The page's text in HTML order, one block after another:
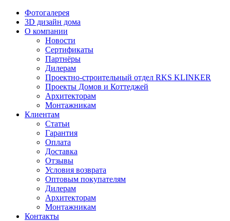
Фотогалерея
3D дизайн дома
О компании
Новости
Сертификаты
Партнёры
Дилерам
Проектно-строительный отдел RKS KLINKER
Проекты Домов и Коттеджей
Архитекторам
Монтажникам
Клиентам
Статьи
Гарантия
Оплата
Доставка
Отзывы
Условия возврата
Оптовым покупателям
Дилерам
Архитекторам
Монтажникам
Контакты